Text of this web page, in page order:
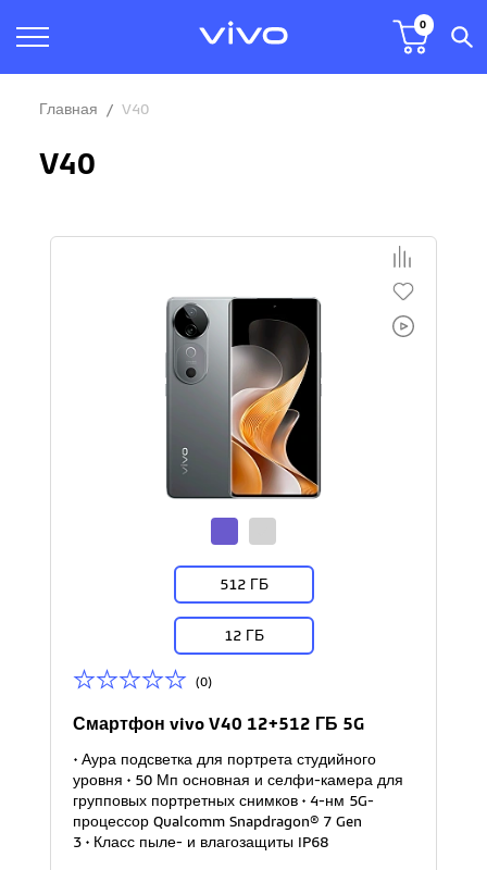
0
Главная V40
V40
512 ГБ
12 ГБ
(0)
Смартфон vivo V40 12+512 ГБ 5G
• Аура подсветка для портрета студийного
уровня • 50 Мп основная и селфи-камера для
групповых портретных снимков • 4-нм 5G-
процессор Qualcomm Snapdragon® 7 Gen
3 • Класс пыле- и влагозащиты IP68